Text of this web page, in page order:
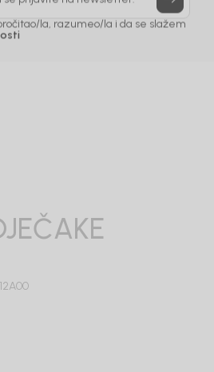
se prijavite na newsletter.
la, razumeo/la i da se slažem